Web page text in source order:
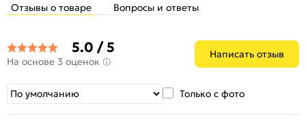
Отзывы о товаре Вопросы и ответы
5.0 / 5
На основе 3 оценок
Написать отзыв
Только с фото